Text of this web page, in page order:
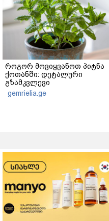
როგორ მოვიყვანოთ პიტნა
ქოთანში: დეტალური
გზამკვლევი
gemrielia.ge